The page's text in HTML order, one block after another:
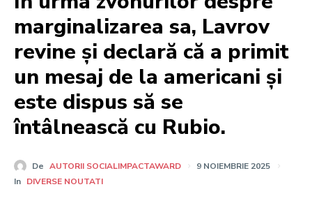
marginalizarea sa, Lavrov
revine și declară că a primit
un mesaj de la americani și
este dispus să se
întâlnească cu Rubio.
De AUTORII SOCIALIMPACTAWARD
9 NOIEMBRIE 2025
In DIVERSE NOUTATI